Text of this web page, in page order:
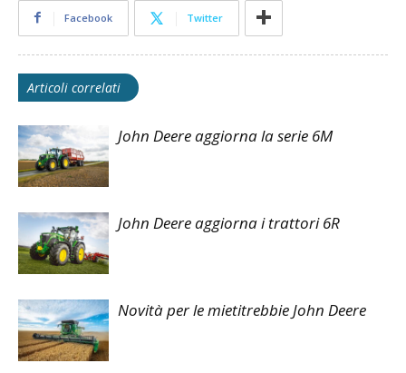
Facebook Twitter
Articoli correlati
John Deere aggiorna la serie 6M
John Deere aggiorna i trattori 6R
Novità per le mietitrebbie John Deere